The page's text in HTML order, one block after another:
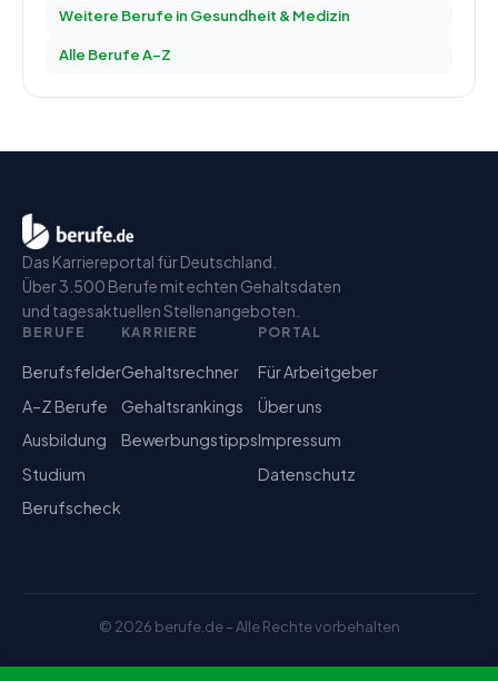
Weitere Berufe in Gesundheit & Medizin
Alle Berufe A–Z
Das Karriereportal für Deutschland.
Über 3.500 Berufe mit echten Gehaltsdaten
und tagesaktuellen Stellenangeboten.
BERUFE
Berufsfelder
A–Z Berufe
Ausbildung
Studium
Berufscheck
KARRIERE
Gehaltsrechner
Gehaltsrankings
Bewerbungstipps
PORTAL
Für Arbeitgeber
Über uns
Impressum
Datenschutz
© 2026 berufe.de – Alle Rechte vorbehalten